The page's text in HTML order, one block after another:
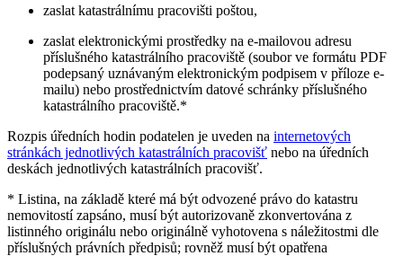
zaslat katastrálnímu pracovišti poštou,
zaslat elektronickými prostředky na e-mailovou adresu
příslušného katastrálního pracoviště (soubor ve formátu PDF
podepsaný uznávaným elektronickým podpisem v příloze e-
mailu) nebo prostřednictvím datové schránky příslušného
katastrálního pracoviště.*
Rozpis úředních hodin podatelen je uveden na internetových
stránkách jednotlivých katastrálních pracovišť nebo na úředních
deskách jednotlivých katastrálních pracovišť.
* Listina, na základě které má být odvozené právo do katastru
nemovitostí zapsáno, musí být autorizovaně zkonvertována z
listinného originálu nebo originálně vyhotovena s náležitostmi dle
příslušných právních předpisů; rovněž musí být opatřena